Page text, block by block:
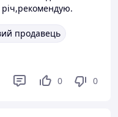
річ,рекомендую.
продавець
0 0